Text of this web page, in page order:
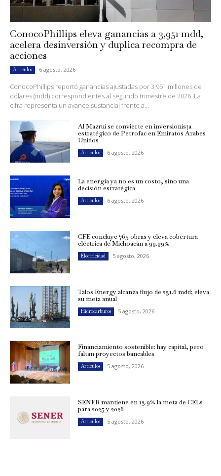
ConocoPhillips eleva ganancias a 3,951 mdd,
acelera desinversión y duplica recompra de
acciones
Artículos 6 agosto, 2026
ConocoPhillips reportó ganancias ajustadas por 3,951 millones de
dólares (mdd) correspondientes al segundo trimestre de 2026. La
cifra representa un avance sustancial frente a...
Al Mazrui se convierte en inversionista
estratégico de Petrofac en Emiratos Árabes
Unidos
Artículos 6 agosto, 2026
La energía ya no es un costo, sino una
decisión estratégica
Artículos 6 agosto, 2026
CFE concluye 765 obras y eleva cobertura
eléctrica de Michoacán a 99.99%
Electricidad 5 agosto, 2026
Talos Energy alcanza flujo de 231.6 mdd; eleva
su meta anual
Hidrocarburos 5 agosto, 2026
Financiamiento sostenible: hay capital, pero
faltan proyectos bancables
Artículos 5 agosto, 2026
SENER mantiene en 13.9% la meta de CELs
para 2025 y 2026
Artículos 5 agosto, 2026